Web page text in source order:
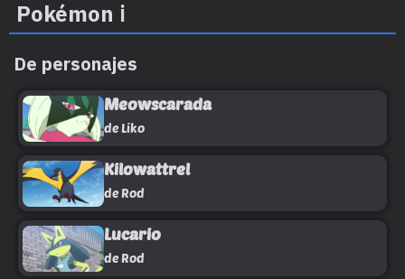
Pokémon ℹ️
De personajes
Meowscarada
de Liko
Kilowattrel
de Rod
Lucario
de Rod